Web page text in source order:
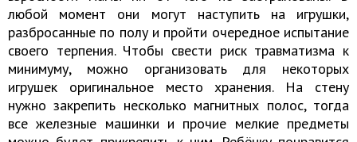
любой момент они могут наступить на игрушки,
разбросанные по полу и пройти очередное испытание
своего терпения. Чтобы свести риск травматизма к
минимуму, можно организовать для некоторых
игрушек оригинальное место хранения. На стену
нужно закрепить несколько магнитных полос, тогда
все железные машинки и прочие мелкие предметы